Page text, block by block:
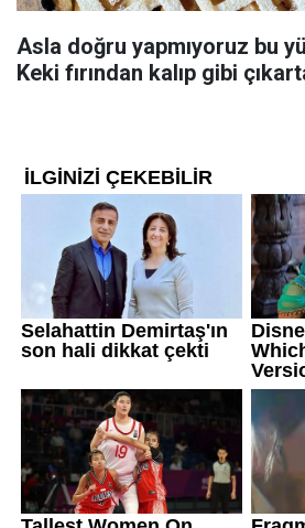
Asla doğru yapmıyoruz bu
Keki fırından kalıp gibi